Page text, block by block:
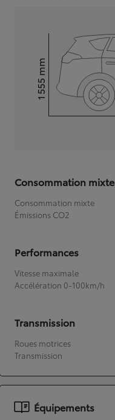
À partir de 19 700 €
Nouvelle Yaris Cross
HYBRIDE
Hauteur1 555
mm
Consommation mixte
Consommation mixte
Émissions CO2
Performances
Vitesse maximale
Accélération 0-100km/h
Transmission
Roues motrices
Transmission
Équipements